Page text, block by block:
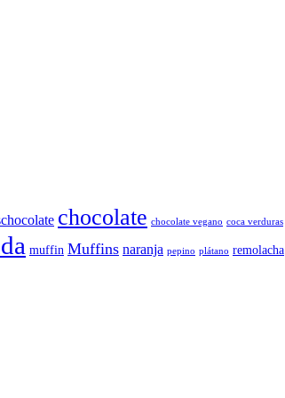
chocolate chocolate vegano coca verduras
muffin Muffins naranja pepino plátano remolacha